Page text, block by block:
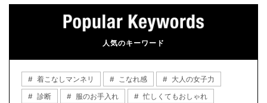
人気のキーワード
着こなしマンネリ こなれ感
大人の女子力
診断
服のお手入れ
忙しくてもおしゃれ